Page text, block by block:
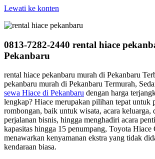
Lewati ke konten
0813-7282-2440 rental hiace
Pekanbaru
rental hiace pekanbaru murah di Pekanbaru
pekanbaru murah di Pekanbaru Termurah,
sewa Hiace di Pekanbaru dengan harga
lengkap? Hiace merupakan pilihan tepat untuk
rombongan, baik untuk wisata, acara keluarga,
perjalanan bisnis, hingga menghadiri acara
kapasitas hingga 15 penumpang, Toyota Hiace
menawarkan kenyamanan ekstra yang tidak
kendaraan biasa.